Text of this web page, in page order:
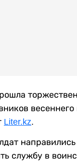
Liter.kz.
службу в